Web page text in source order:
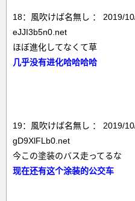
18：風吹けば名無し ： 2019/
eJJI3b5n0.net
ほぼ進化してなくて草
几乎没有进化哈哈哈哈
19：風吹けば名無し ： 2019/
gD9XlFLb0.net
今この塗装のバス走ってるな
现在还有这个涂装的公交车